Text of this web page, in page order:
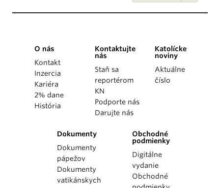
O nás
Kontakt
Inzercia
Kariéra
2% dane
História
Kontaktujte
nás
Staň sa
reportérom
KN
Podporte nás
Darujte nás
Katolícke
noviny
Aktuálne
číslo
Dokumenty
Dokumenty
pápežov
Dokumenty
vatikánskych
Obchodné
podmienky
Digitálne
vydanie
Obchodné